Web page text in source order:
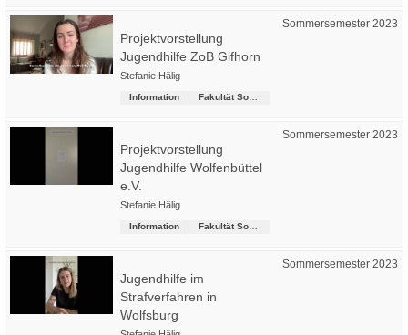
Sommersemester 2023
Projektvorstellung
Jugendhilfe ZoB Gifhorn
Stefanie Hälig
Information
Sommersemester 2023
Projektvorstellung
Jugendhilfe Wolfenbüttel
e.V.
Stefanie Hälig
Information
Sommersemester 2023
Jugendhilfe im
Strafverfahren in
Wolfsburg